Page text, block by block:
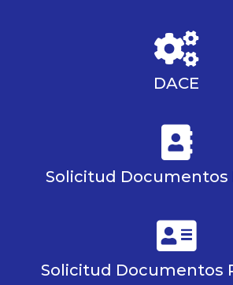
DACE
Solicitud Documentos
Solicitud Documentos